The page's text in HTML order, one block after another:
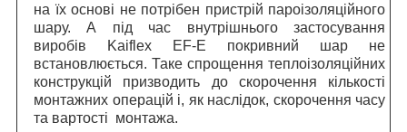
на їх основі не потрібен пристрій пароізоляційного
шару. А під час внутрішнього застосування
виробів Kaiflex EF-E покривний шар не
встановлюється. Таке спрощення теплоізоляційних
конструкцій призводить до скорочення кількості
монтажних операцій і, як наслідок, скорочення часу
та вартості монтажа.